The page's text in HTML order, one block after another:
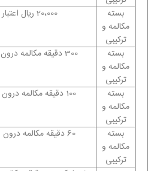
بسته
مکالمه و
ترکیبی
20،000 ریال اعتبار
بسته
مکالمه و
ترکیبی
300 دقیقه مکالمه درون شبکه
بسته
مکالمه و
ترکیبی
100 دقیقه مکالمه درون شبکه
بسته
مکالمه و
ترکیبی
60 دقیقه مکالمه درون شبکه